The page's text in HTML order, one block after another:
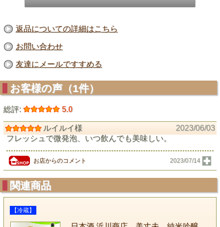
返品についての詳細はこちら
お問い合わせ
友達にメールですすめる
お客様の声（1件）
総評: 5.0
ルイルイ様
2023/06/03
フレッシュで微発泡、いつ飲んでも美味しい。
お店からのコメント 2023/07/14
関連商品
【冷蔵】